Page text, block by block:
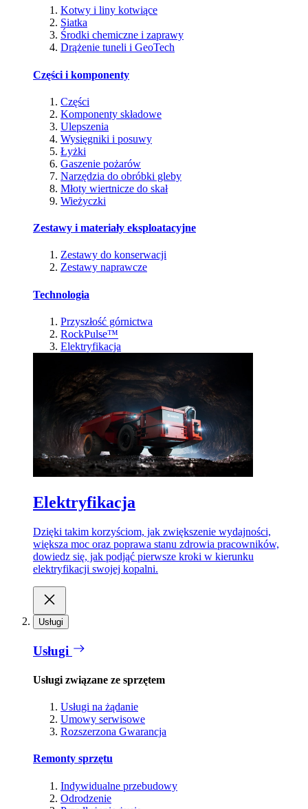
Kotwy i liny kotwiące
Siatka
Środki chemiczne i zaprawy
Drążenie tuneli i GeoTech
Części i komponenty
Części
Komponenty składowe
Ulepszenia
Wysięgniki i posuwy
Łyżki
Gaszenie pożarów
Narzędzia do obróbki gleby
Młoty wiertnicze do skał
Wieżyczki
Zestawy i materiały eksploatacyjne
Zestawy do konserwacji
Zestawy naprawcze
Technologia
Przyszłość górnictwa
RockPulse™
Elektryfikacja
Elektryfikacja
Dzięki takim korzyściom, jak zwiększenie wydajności,
większa moc oraz poprawa stanu zdrowia pracowników,
dowiedz się, jak podjąć pierwsze kroki w kierunku
elektryfikacji swojej kopalni.
Usługi
Usługi
Usługi związane ze sprzętem
Usługi na żądanie
Umowy serwisowe
Rozszerzona Gwarancja
Remonty sprzętu
Indywidualne przebudowy
Odrodzenie